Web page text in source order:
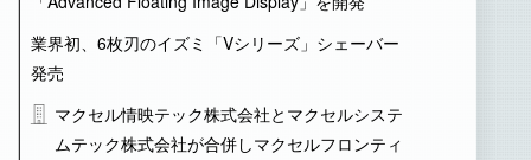
業界初、6枚刃のイズミ「Vシリーズ」シェーバー
発売
マクセル情映テック株式会社とマクセルシステ
ムテック株式会社が合併しマクセルフロンティ